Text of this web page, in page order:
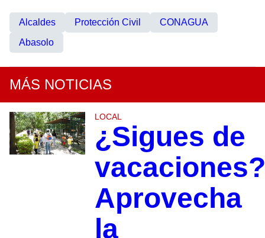
Alcaldes Protección Civil
CONAGUA
Abasolo
MÁS NOTICIAS
LOCAL
¿Sigues de
vacaciones?
Aprovecha
la